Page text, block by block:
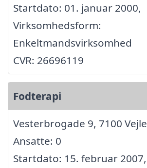
Startdato: 01. januar 2000,
Virksomhedsform:
Enkeltmandsvirksomhed
CVR: 26696119
Fodterapi
Vesterbrogade 9, 7100 Vejle
Ansatte: 0
Startdato: 15. februar 2007,